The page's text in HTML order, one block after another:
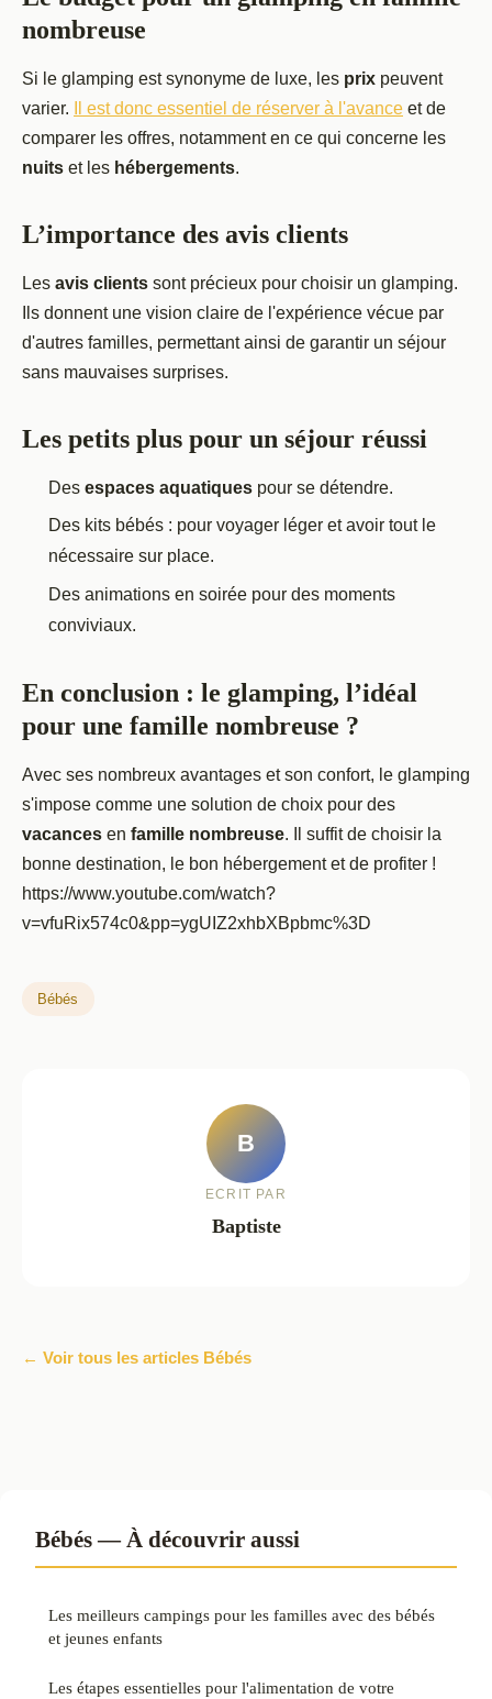
nombreuse
Si le glamping est synonyme de luxe, les prix peuvent
varier.
Il est donc essentiel de réserver à l'avance et de
comparer les offres, notamment en ce qui concerne les
nuits et les hébergements.
L’importance des avis clients
Les avis clients sont précieux pour choisir un glamping.
Ils donnent une vision claire de l'expérience vécue par
d'autres familles, permettant ainsi de garantir un séjour
sans mauvaises surprises.
Les petits plus pour un séjour réussi
Des espaces aquatiques pour se détendre.
Des kits bébés : pour voyager léger et avoir tout le
nécessaire sur place.
Des animations en soirée pour des moments
conviviaux.
En conclusion : le glamping, l’idéal
pour une famille nombreuse ?
Avec ses nombreux avantages et son confort, le glamping
s'impose comme une solution de choix pour des
vacances en famille nombreuse. Il suffit de choisir la
bonne destination, le bon hébergement et de profiter !
https://www.youtube.com/watch?
v=vfuRix574c0&pp=ygUIZ2xhbXBpbmc%3D
Bébés
B
ECRIT PAR
Baptiste
← Voir tous les articles Bébés
Bébés — À découvrir aussi
Les meilleurs campings pour les familles avec des bébés
et jeunes enfants
Les étapes essentielles pour l'alimentation de votre